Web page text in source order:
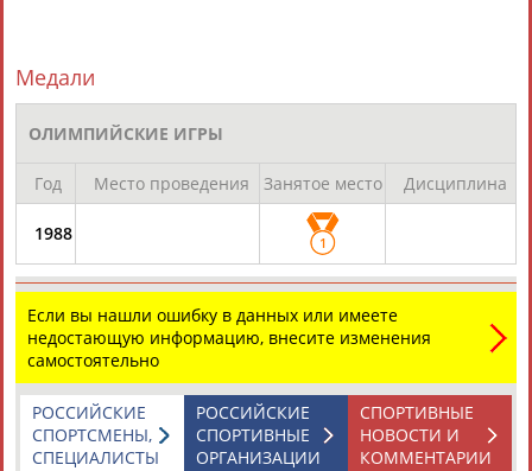
АБДУЛАЕВ
АБДУЛАЕВ
Камалудин
АБДУЛДАУДОВ
Абдула
АБДУЛЖАЛИЛОВ
Магомед
АБДУЛКАГИРОВ
Назир
АБДУЛЛАЕВ
24 персон из 13181
ЕЩЁ ПЕРСОНЫ
Медали
ОЛИМПИЙСКИЕ ИГРЫ
Год Место проведения Занятое место Дисциплина
1988 1
Если вы нашли ошибку в данных или имеете
недостающую информацию, внесите изменения
самостоятельно
СПОРТИВНЫЕ
НОВОСТИ И
КОММЕНТАРИИ
РОССИЙСКИЕ
СПОРТИВНЫЕ
ОРГАНИЗАЦИИ
РОССИЙСКИЕ
СПОРТСМЕНЫ,
СПЕЦИАЛИСТЫ